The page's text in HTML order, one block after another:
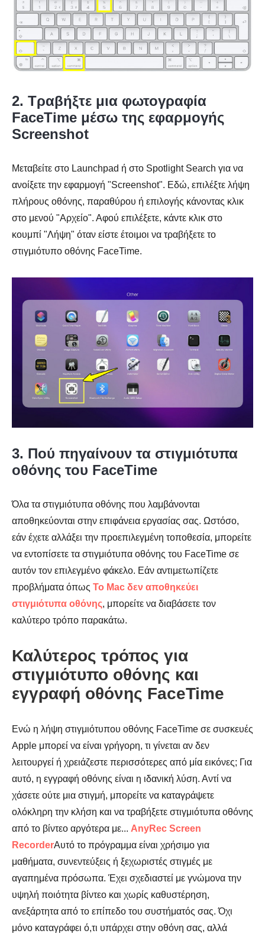
2. Τραβήξτε μια φωτογραφία
FaceTime μέσω της εφαρμογής
Screenshot
Μεταβείτε στο Launchpad ή στο Spotlight Search για να
ανοίξετε την εφαρμογή "Screenshot". Εδώ, επιλέξτε λήψη
πλήρους οθόνης, παραθύρου ή επιλογής κάνοντας κλικ
στο μενού "Αρχείο". Αφού επιλέξετε, κάντε κλικ στο
κουμπί "Λήψη" όταν είστε έτοιμοι να τραβήξετε το
στιγμιότυπο οθόνης FaceTime.
3. Πού πηγαίνουν τα στιγμιότυπα
οθόνης του FaceTime
Όλα τα στιγμιότυπα οθόνης που λαμβάνονται
αποθηκεύονται στην επιφάνεια εργασίας σας. Ωστόσο,
εάν έχετε αλλάξει την προεπιλεγμένη τοποθεσία, μπορείτε
να εντοπίσετε τα στιγμιότυπα οθόνης του FaceTime σε
αυτόν τον επιλεγμένο φάκελο. Εάν αντιμετωπίζετε
προβλήματα όπως Το Mac δεν αποθηκεύει
στιγμιότυπα οθόνης, μπορείτε να διαβάσετε τον
καλύτερο τρόπο παρακάτω.
Καλύτερος τρόπος για
στιγμιότυπο οθόνης και
εγγραφή οθόνης FaceTime
Ενώ η λήψη στιγμιότυπου οθόνης FaceTime σε συσκευές
Apple μπορεί να είναι γρήγορη, τι γίνεται αν δεν
λειτουργεί ή χρειάζεστε περισσότερες από μία εικόνες; Για
αυτό, η εγγραφή οθόνης είναι η ιδανική λύση. Αντί να
χάσετε ούτε μια στιγμή, μπορείτε να καταγράψετε
ολόκληρη την κλήση και να τραβήξετε στιγμιότυπα οθόνης
από το βίντεο αργότερα με... AnyRec Screen
RecorderΑυτό το πρόγραμμα είναι χρήσιμο για
μαθήματα, συνεντεύξεις ή ξεχωριστές στιγμές με
αγαπημένα πρόσωπα. Έχει σχεδιαστεί με γνώμονα την
υψηλή ποιότητα βίντεο και χωρίς καθυστέρηση,
ανεξάρτητα από το επίπεδο του συστήματός σας. Όχι
μόνο καταγράφει ό,τι υπάρχει στην οθόνη σας, αλλά